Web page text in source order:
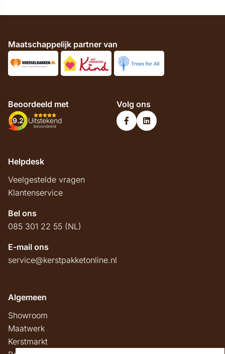
Maatschappelijk partner van
Beoordeeld met
9.2 Uitstekend
beoordeeld
Volg ons
Helpdesk
Veelgestelde vragen
Klantenservice
Bel ons
085 301 22 55 (NL)
E-mail ons
service@kerstpakketonline.nl
Algemeen
Showroom
Maatwerk
Kerstmarkt